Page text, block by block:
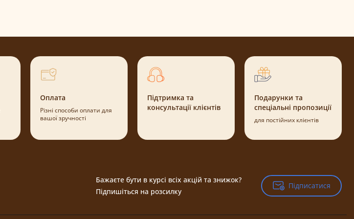
Оплата
Різні способи оплати для
вашої зручності
Підтримка та
консультації клієнтів
Подарунки та
спеціальні пропозиції
для постійних клієнтів
Бажаєте бути в курсі всіх акцій та знижок?
Підпишіться на розсилку
Підписатися
Підписатися